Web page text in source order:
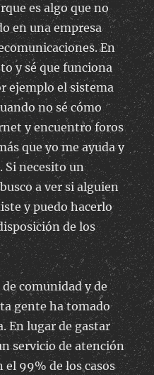
es algo que no
en una empresa
En
y sé que funciona
ejemplo el sistema
no sé cómo
y encuentro foros
que yo me ayuda y
Si necesito un
a ver si alguien
y puedo hacerlo
de los
comunidad y de
gente ha tomado
En lugar de gastar
servicio de atención
el 99% de los casos